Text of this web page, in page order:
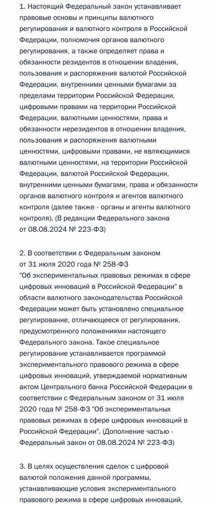
1. Настоящий Федеральный закон устанавливает
правовые основы и принципы валютного
регулирования и валютного контроля в Российской
Федерации, полномочия органов валютного
регулирования, а также определяет права и
обязанности резидентов в отношении владения,
пользования и распоряжения валютой Российской
Федерации, внутренними ценными бумагами за
пределами территории Российской Федерации,
цифровыми правами на территории Российской
Федерации, валютными ценностями, права и
обязанности нерезидентов в отношении владения,
пользования и распоряжения валютными
ценностями, цифровыми правами, не являющимися
валютными ценностями, на территории Российской
Федерации, валютой Российской Федерации,
внутренними ценными бумагами, права и обязанности
органов валютного контроля и агентов валютного
контроля (далее также - органы и агенты валютного
контроля). (В редакции Федерального закона
от 08.08.2024 № 223-ФЗ)
2. В соответствии с Федеральным законом
от 31 июля 2020 года № 258-ФЗ
"Об экспериментальных правовых режимах в сфере
цифровых инноваций в Российской Федерации" в
области валютного законодательства Российской
Федерации может быть установлено специальное
регулирование, отличающееся от регулирования,
предусмотренного положениями настоящего
Федерального закона. Такое специальное
регулирование устанавливается программой
экспериментального правового режима в сфере
цифровых инноваций, утверждаемой нормативным
актом Центрального банка Российской Федерации в
соответствии с Федеральным законом от 31 июля
2020 года № 258-ФЗ "Об экспериментальных
правовых режимах в сфере цифровых инноваций в
Российской Федерации". (Дополнение частью -
Федеральный закон от 08.08.2024 № 223-ФЗ)
3. В целях осуществления сделок с цифровой
валютой положения данной программы,
устанавливающие условия экспериментального
правового режима в сфере цифровых инноваций,